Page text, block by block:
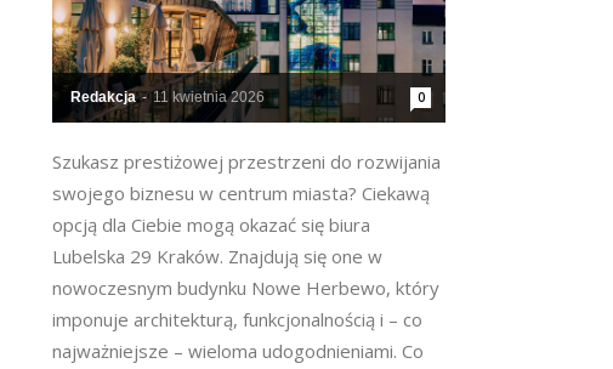
Redakcja - 11 kwietnia 2026 0
Szukasz prestiżowej przestrzeni do rozwijania
swojego biznesu w centrum miasta? Ciekawą
opcją dla Ciebie mogą okazać się biura
Lubelska 29 Kraków. Znajdują się one w
nowoczesnym budynku Nowe Herbewo, który
imponuje architekturą, funkcjonalnością i – co
najważniejsze – wieloma udogodnieniami. Co